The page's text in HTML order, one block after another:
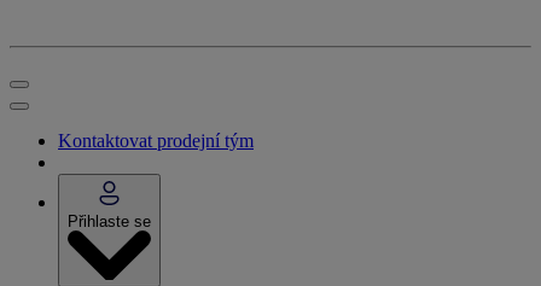
Kontaktovat prodejní tým
Přihlaste se